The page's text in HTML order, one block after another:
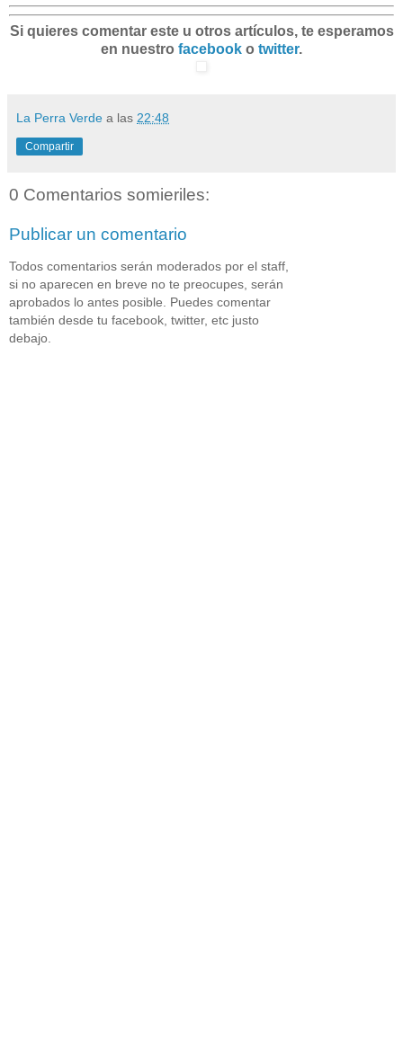
Si quieres comentar este u otros artículos, te esperamos
en nuestro facebook o twitter.
La Perra Verde a las 22:48
Compartir
0 Comentarios somieriles:
Publicar un comentario
Todos comentarios serán moderados por el staff,
si no aparecen en breve no te preocupes, serán
aprobados lo antes posible. Puedes comentar
también desde tu facebook, twitter, etc justo
debajo.